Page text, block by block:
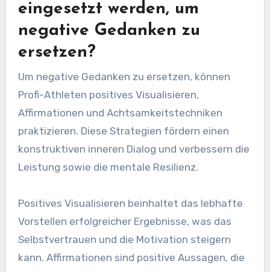
eingesetzt werden, um
negative Gedanken zu
ersetzen?
Um negative Gedanken zu ersetzen, können
Profi-Athleten positives Visualisieren,
Affirmationen und Achtsamkeitstechniken
praktizieren. Diese Strategien fördern einen
konstruktiven inneren Dialog und verbessern die
Leistung sowie die mentale Resilienz.
Positives Visualisieren beinhaltet das lebhafte
Vorstellen erfolgreicher Ergebnisse, was das
Selbstvertrauen und die Motivation steigern
kann. Affirmationen sind positive Aussagen, die